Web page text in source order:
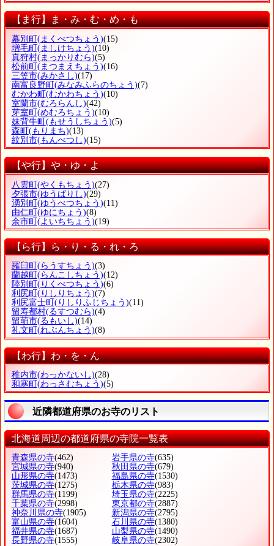
【ま行】ま・み・む・め・も
幕別町 (まくべつちょう)(15)
増毛町 (ましけちょう)(10)
真狩村(まっかりむら)(5)
松前町 (まつまえちょう)(16)
三笠市(みかさし)(17)
南富良野町 (みなみふらのちょう)(7)
むかわ町 (むかわちょう)(10)
室蘭市(むろらんし)(42)
芽室町 (めむろちょう)(10)
妹背牛町 (もせうしちょう)(5)
森町 (もりまち)(13)
紋別市(もんべつし)(15)
【や行】や・ゆ・よ
八雲町(やくもちょう)(27)
夕張市(ゆうばりし)(29)
湧別町(ゆうべつちょう)(11)
由仁町(ゆにちょう)(8)
余市町(よいちちょう)(19)
【ら行】ら・り・る・れ・ろ
羅臼町 (らうすちょう)(3)
蘭越町 (らんこしちょう)(12)
陸別町 (りくべつちょう)(6)
利尻町 (りしりちょう)(7)
利尻富士町 (りしりふじちょう)(11)
留寿都村(るすつむら)(4)
留萌市(るもいし)(14)
礼文町 (れぶんちょう)(8)
【わ行】わ・を・ん
稚内市(わっかないし)(28)
和寒町 (わっさむちょう)(5)
近隣都道府県のお寺のリスト
北海道周辺の都道府県の寺院一覧表
青森県の寺(462) 岩手県の寺(635)
宮城県の寺(940) 秋田県の寺(679)
山形県の寺(1473) 福島県の寺(1530)
茨城県の寺(1275) 栃木県の寺(983)
群馬県の寺(1199) 埼玉県の寺(2225)
千葉県の寺(2998) 東京都の寺(2887)
神奈川県の寺(1905) 新潟県の寺(2795)
富山県の寺(1604) 石川県の寺(1380)
福井県の寺(1687) 山梨県の寺(1490)
長野県の寺(1555) 岐阜県の寺(2302)